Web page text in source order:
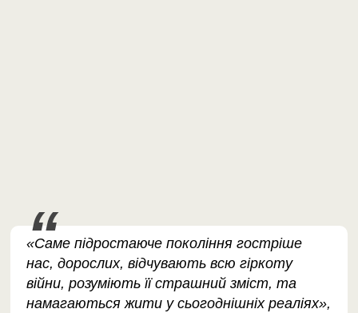
«Саме підростаюче покоління гостріше
нас, дорослих, відчувають всю гіркоту
війни, розуміють її страшний зміст, та
намагаються жити у сьогоднішніх реаліях»,